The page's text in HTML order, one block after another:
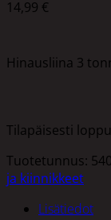
14,99 €
Hinausliina 3
Tilapäisesti
Tuotetunnus:
ja kiinnikkeet
Lisätiedot